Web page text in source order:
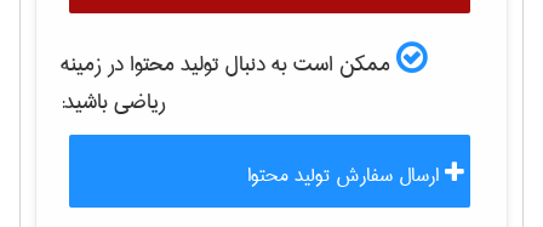
ممکن است به دنبال تولید محتوا در زمینه
رياضیباشید:
ارسال سفارش تولید محتوا